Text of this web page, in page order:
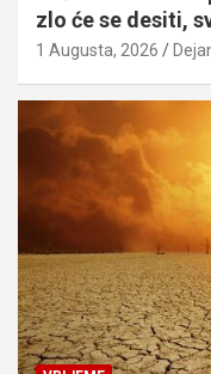
zlo će se desiti,
1 Augusta, 2026